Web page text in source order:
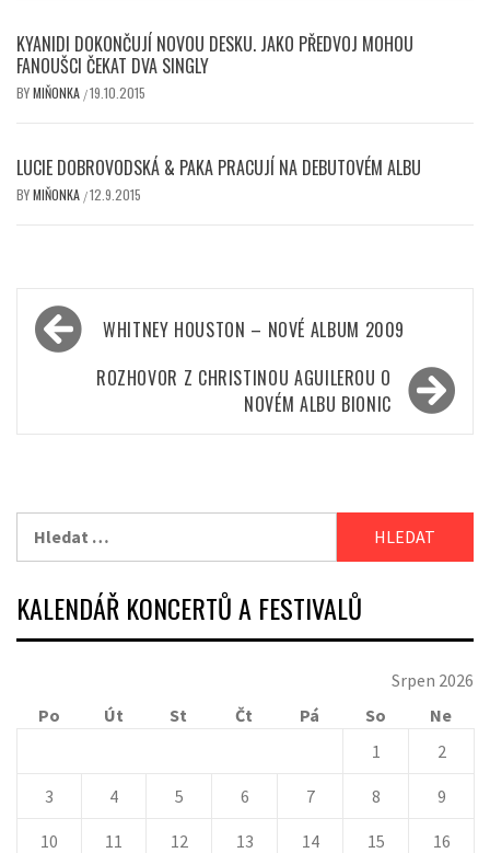
KYANIDI DOKONČUJÍ NOVOU DESKU. JAKO PŘEDVOJ MOHOU
FANOUŠCI ČEKAT DVA SINGLY
BYMIŇONKA /19.10.2015
LUCIE DOBROVODSKÁ & PAKA PRACUJÍ NA DEBUTOVÉM ALBU
BYMIŇONKA /12.9.2015
Navigace
pro
příspěvek
WHITNEY HOUSTON – NOVÉ ALBUM 2009
ROZHOVOR Z CHRISTINOU AGUILEROU O
NOVÉM ALBU BIONIC
KALENDÁŘ KONCERTŮ A FESTIVALŮ
Srpen 2026
Po
Út St Čt Pá So
Ne
1
2
3 4 5 6 7 8 9
10 11 12 13 14 15 16